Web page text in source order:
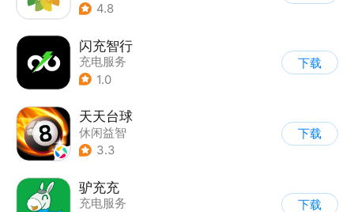
4.8
闪充智行
充电服务
1.0
下载
天天台球
休闲益智
3.3
下载
驴充充
充电服务
下载